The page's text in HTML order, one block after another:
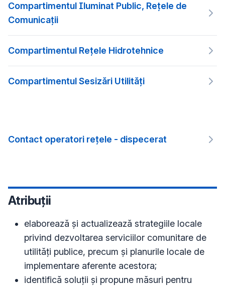
Compartimentul Iluminat Public, Rețele de
Comunicații
Compartimentul Rețele Hidrotehnice
Compartimentul Sesizări Utilități
Contact operatori rețele - dispecerat
Atribuții
elaborează și actualizează strategiile locale
privind dezvoltarea serviciilor comunitare de
utilități publice, precum și planurile locale de
implementare aferente acestora;
identifică soluții și propune măsuri pentru